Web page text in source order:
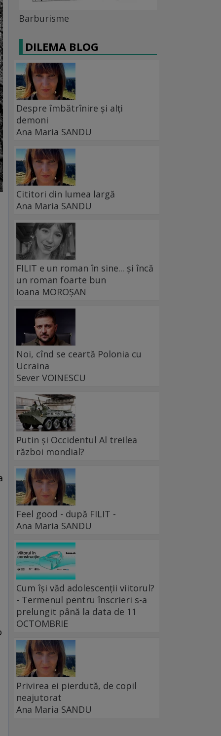
Barburisme
DILEMA BLOG
Despre îmbătrînire și alți
demoni
Ana Maria SANDU
Cititori din lumea largă
Ana Maria SANDU
FILIT e un roman în sine... și încă
un roman foarte bun
Ioana MOROȘAN
Noi, cînd se ceartă Polonia cu
Ucraina
Sever VOINESCU
Putin și Occidentul Al treilea
război mondial?
Feel good - după FILIT -
Ana Maria SANDU
Cum își văd adolescenții viitorul?
- Termenul pentru înscrieri s-a
prelungit până la data de 11
OCTOMBRIE
Privirea ei pierdută, de copil
neajutorat
Ana Maria SANDU